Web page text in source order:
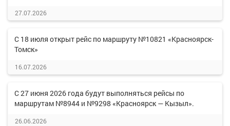
27.07.2026
С 18 июля открыт рейс по маршруту №10821 «Красноярск-
Томск»
16.07.2026
С 27 июня 2026 года будут выполняться рейсы по
маршрутам №8944 и №9298 «Красноярск — Кызыл».
26.06.2026